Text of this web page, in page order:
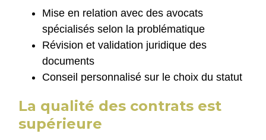
Mise en relation avec des avocats
spécialisés selon la problématique
Révision et validation juridique des
documents
Conseil personnalisé sur le choix du statut
La qualité des contrats est
supérieure